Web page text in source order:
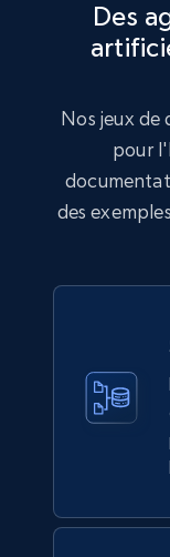
Lowes.com
URL, Domain,
Model
more.
eCommerce
URL, Title,
price,
Des
Nos jeux de
pour
des